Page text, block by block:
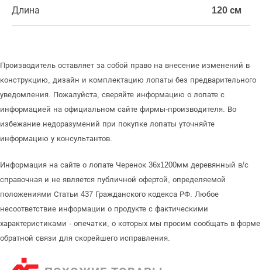
Длина 120 см
Производитель оставляет за собой право на внесение изменений в
конструкцию, дизайн и комплектацию лопаты без предварительного
уведомления. Пожалуйста, сверяйте информацию о лопате с
информацией на официальном сайте фирмы-производителя. Во
избежание недоразумений при покупке лопаты уточняйте
информацию у консультантов.
Информация на сайте о лопате Черенок 36х1200мм деревянный в/с
справочная и не является публичной офертой, определяемой
положениями Статьи 437 Гражданского кодекса РФ. Любое
несоответствие информации о продукте с фактическими
характеристиками - опечатки, о которых мы просим сообщать в форме
обратной связи для скорейшего исправления.